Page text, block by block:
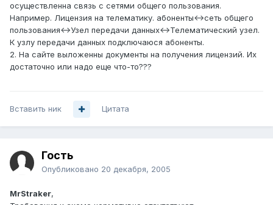
осуществленна связь с сетями общего пользования.
Например. Лицензия на телематику. абоненты<->сеть общего
пользования<->Узел передачи данных<->Телематический узел.
К узлу передачи данных подключаюся абоненты.
2. На сайте выложенны документы на получения лицензий. Их
достаточно или надо еще что-то???
Вставить ник Цитата
Гость
Опубликовано 20 декабря, 2005
MrStraker,